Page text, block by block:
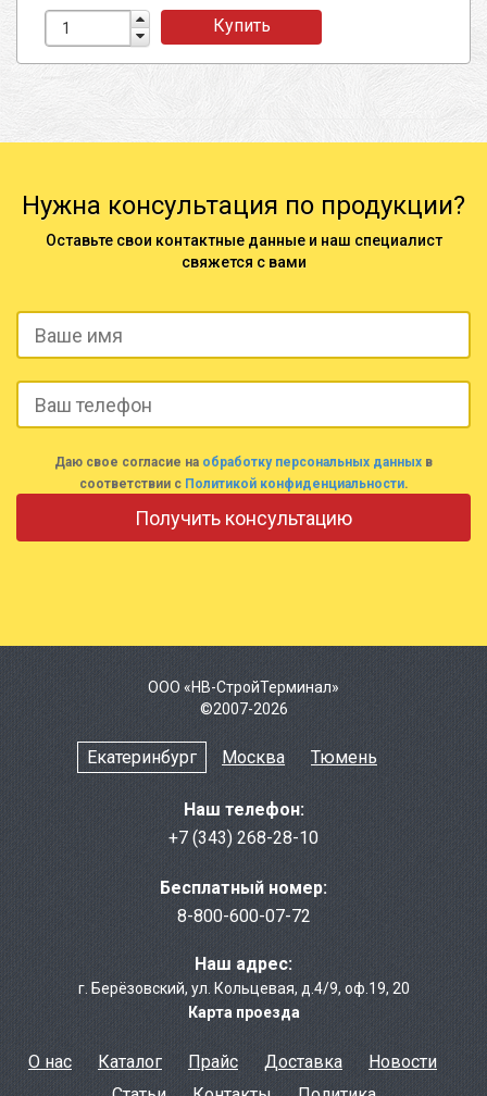
Купить
Нужна консультация по продукции?
Оставьте свои контактные данные и наш специалист
свяжется с вами
Даю свое согласие на обработку персональных данных в
соответствии с Политикой конфиденциальности.
ООО «НВ-СтройТерминал»
©2007-2026
Екатеринбург Москва Тюмень
Наш телефон:
+7 (343) 268-28-10
Бесплатный номер:
8-800-600-07-72
Наш адрес:
г. Берёзовcкий,ул. Кольцевая, д.4/9,оф.19, 20
Карта проезда
О нас Каталог Прайс Доставка
Новости